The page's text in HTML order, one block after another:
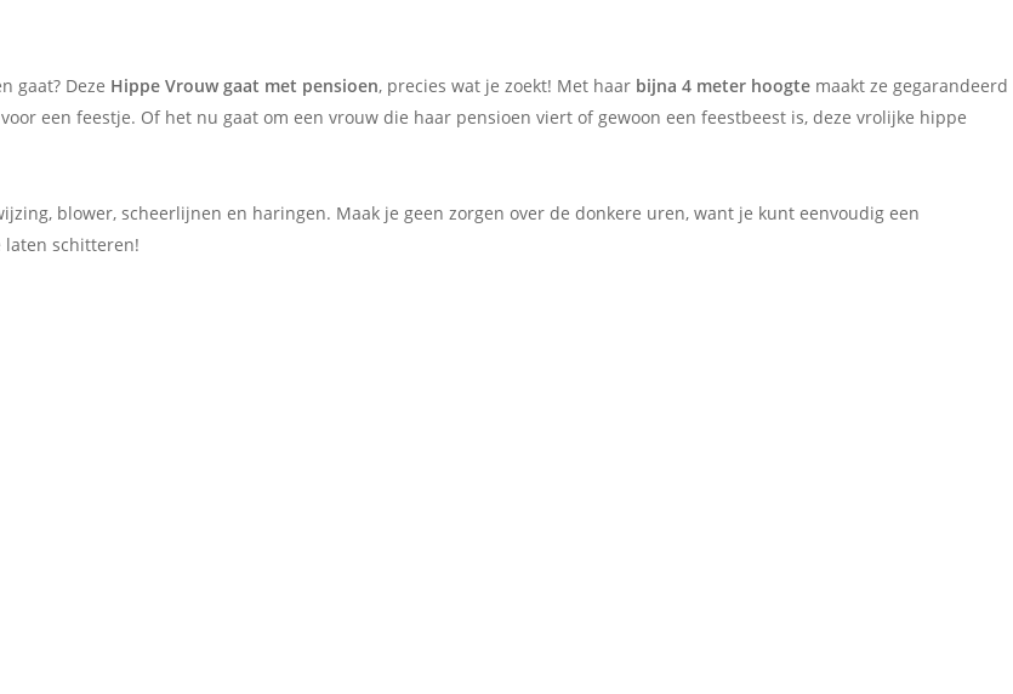
gaat? Deze Hippe Vrouw gaat met pensioen, precies wat je zoekt! Met haar bijna 4 meter hoogte maakt ze gegarandeerd
een feestje. Of het nu gaat om een vrouw die haar pensioen viert of gewoon een feestbeest is, deze vrolijke hippe
blower, scheerlijnen en haringen. Maak je geen zorgen over de donkere uren, want je kunt eenvoudig een
laten schitteren!